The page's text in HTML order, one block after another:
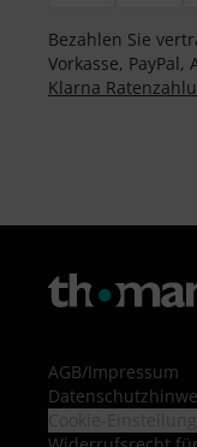
Bezahlen Sie
Vorkasse, PayPal,
Klarna
AGB/Impressum